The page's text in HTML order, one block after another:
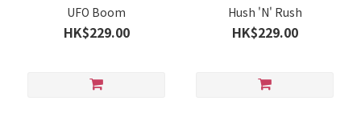
UFO Boom
HK$229.00
Hush 'N' Rush
HK$229.00